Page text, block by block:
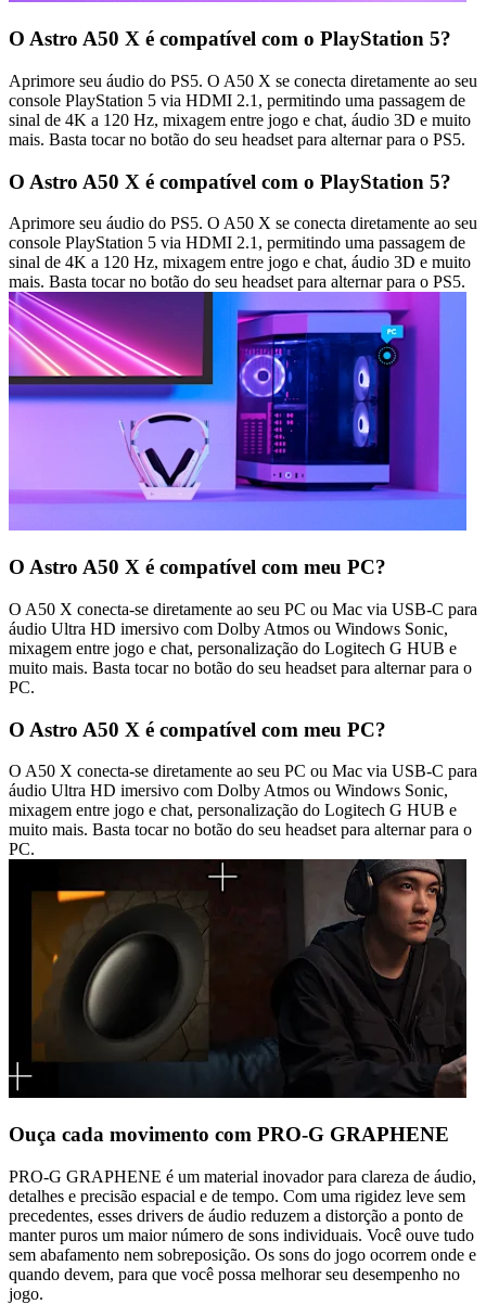
O Astro A50 X é compatível com o PlayStation 5?
Aprimore seu áudio do PS5. O A50 X se conecta diretamente ao seu
console PlayStation 5 via HDMI 2.1, permitindo uma passagem de
sinal de 4K a 120 Hz, mixagem entre jogo e chat, áudio 3D e muito
mais. Basta tocar no botão do seu headset para alternar para o PS5.
O Astro A50 X é compatível com o PlayStation 5?
Aprimore seu áudio do PS5. O A50 X se conecta diretamente ao seu
console PlayStation 5 via HDMI 2.1, permitindo uma passagem de
sinal de 4K a 120 Hz, mixagem entre jogo e chat, áudio 3D e muito
mais. Basta tocar no botão do seu headset para alternar para o PS5.
O Astro A50 X é compatível com meu PC?
O A50 X conecta-se diretamente ao seu PC ou Mac via USB-C para
áudio Ultra HD imersivo com Dolby Atmos ou Windows Sonic,
mixagem entre jogo e chat, personalização do Logitech G HUB e
muito mais. Basta tocar no botão do seu headset para alternar para o
PC.
O Astro A50 X é compatível com meu PC?
O A50 X conecta-se diretamente ao seu PC ou Mac via USB-C para
áudio Ultra HD imersivo com Dolby Atmos ou Windows Sonic,
mixagem entre jogo e chat, personalização do Logitech G HUB e
muito mais. Basta tocar no botão do seu headset para alternar para o
PC.
Ouça cada movimento com PRO-G GRAPHENE
PRO-G GRAPHENE é um material inovador para clareza de áudio,
detalhes e precisão espacial e de tempo. Com uma rigidez leve sem
precedentes, esses drivers de áudio reduzem a distorção a ponto de
manter puros um maior número de sons individuais. Você ouve tudo
sem abafamento nem sobreposição. Os sons do jogo ocorrem onde e
quando devem, para que você possa melhorar seu desempenho no
jogo.